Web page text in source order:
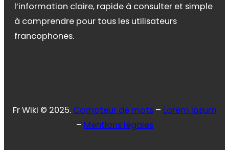
l’information claire, rapide à consulter et simple
à comprendre pour tous les utilisateurs
francophones.
Fr Wiki © 2025. Compteur de mots– Lorem Ipsum
– Mentions légales